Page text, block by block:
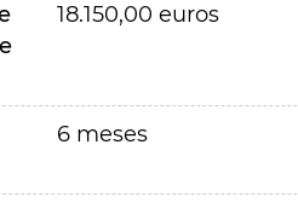
18.150,00 euros
6 meses